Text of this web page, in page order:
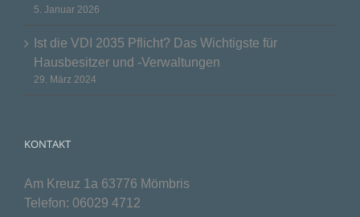
5. Januar 2026
Ist die VDI 2035 Pflicht? Das Wichtigste für
Hausbesitzer und -Verwaltungen
29. März 2024
KONTAKT
Am Kreuz 1a 63776 Mömbris
Telefon: 06029 4712